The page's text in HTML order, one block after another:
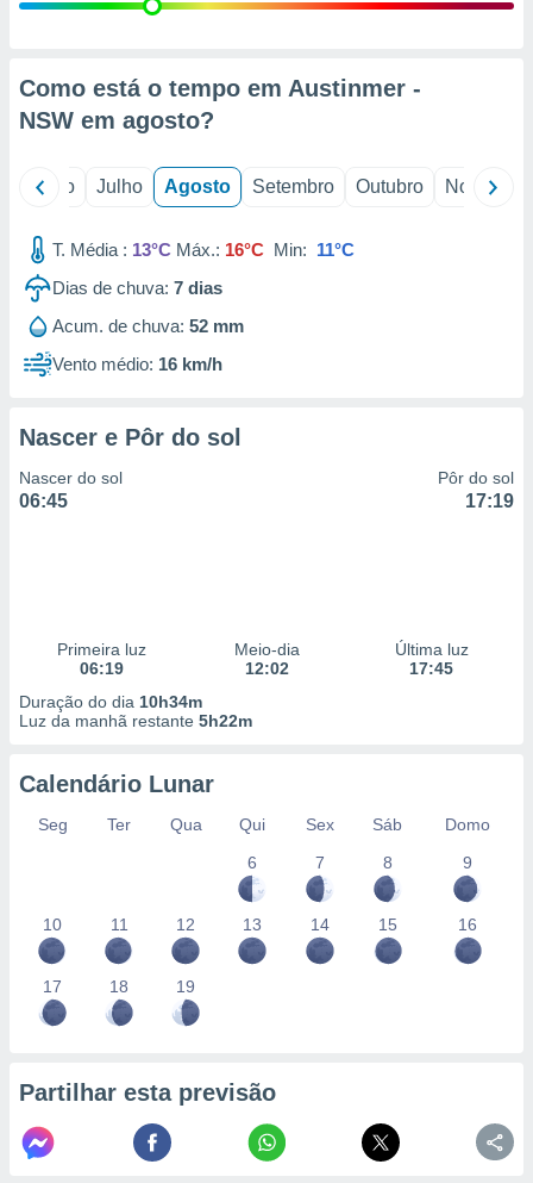
estudos
1199
Como está o tempo em Austinmer -
NSW em agosto?
Junho Julho Agosto Setembro Outubro Novembro
T. Média : 13°C Máx.: 16°C Min: 11°C
Dias de chuva: 7 dias
Acum. de chuva: 52 mm
Vento médio: 16 km/h
Nascer e Pôr do sol
Nascer do sol
06:45
Pôr do sol
17:19
Primeira luz
06:19
Meio-dia
12:02
Última luz
17:45
Duração do dia 10h34m
Luz da manhã restante 5h22m
Calendário Lunar
Seg Ter Qua Qui Sex Sáb
Domo
6
7 8 9
10 11 12 13 14 15 16
17 18 19
Partilhar esta previsão